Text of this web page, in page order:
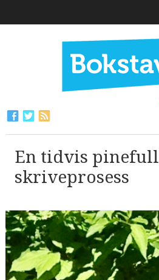
En tidvis pinefull
skriveprosess